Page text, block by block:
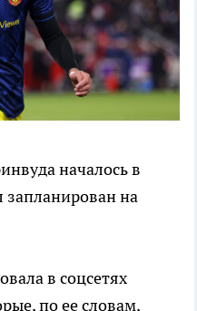
началось в
запланирован на
в соцсетях
по ее словам,